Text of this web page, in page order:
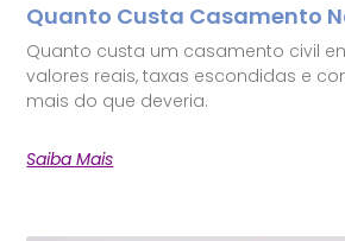
Quanto Custa Casamento
Quanto custa um casamento civil
valores reais, taxas escondidas e
mais do que deveria.
Saiba Mais